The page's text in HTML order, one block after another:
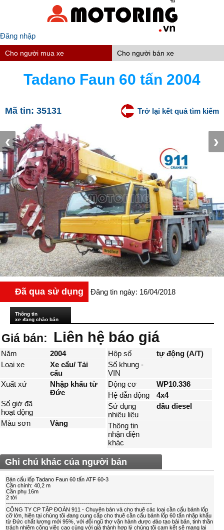
Đăng nhập
Cho người mua xe Cho người bán xe
Tadano Faun 60 tấn 2004
Mã tin: 35131 Trở lại kết quả tìm kiếm
‹ ›
Đã qua sử dụng Đăng tin ngày: 16/04/2018
Thông tin
xe đang chào bán
Giá bán: Liên hệ báo giá
Năm
2004
Loại xe
Xe cẩu/ Tải
cẩu
Xuất xứ
Nhập khẩu từ
Đức
Số giờ đã
hoạt động
Màu sơn
Vàng
Hộp số
tự động (A/T)
Số khung -
VIN
Động cơ
WP10.336
Hệ dẫn động
4x4
Sử dụng
nhiêu liệu
dầu diesel
Thông tin
nhận diện
khác
Ghi chú khác của người bán